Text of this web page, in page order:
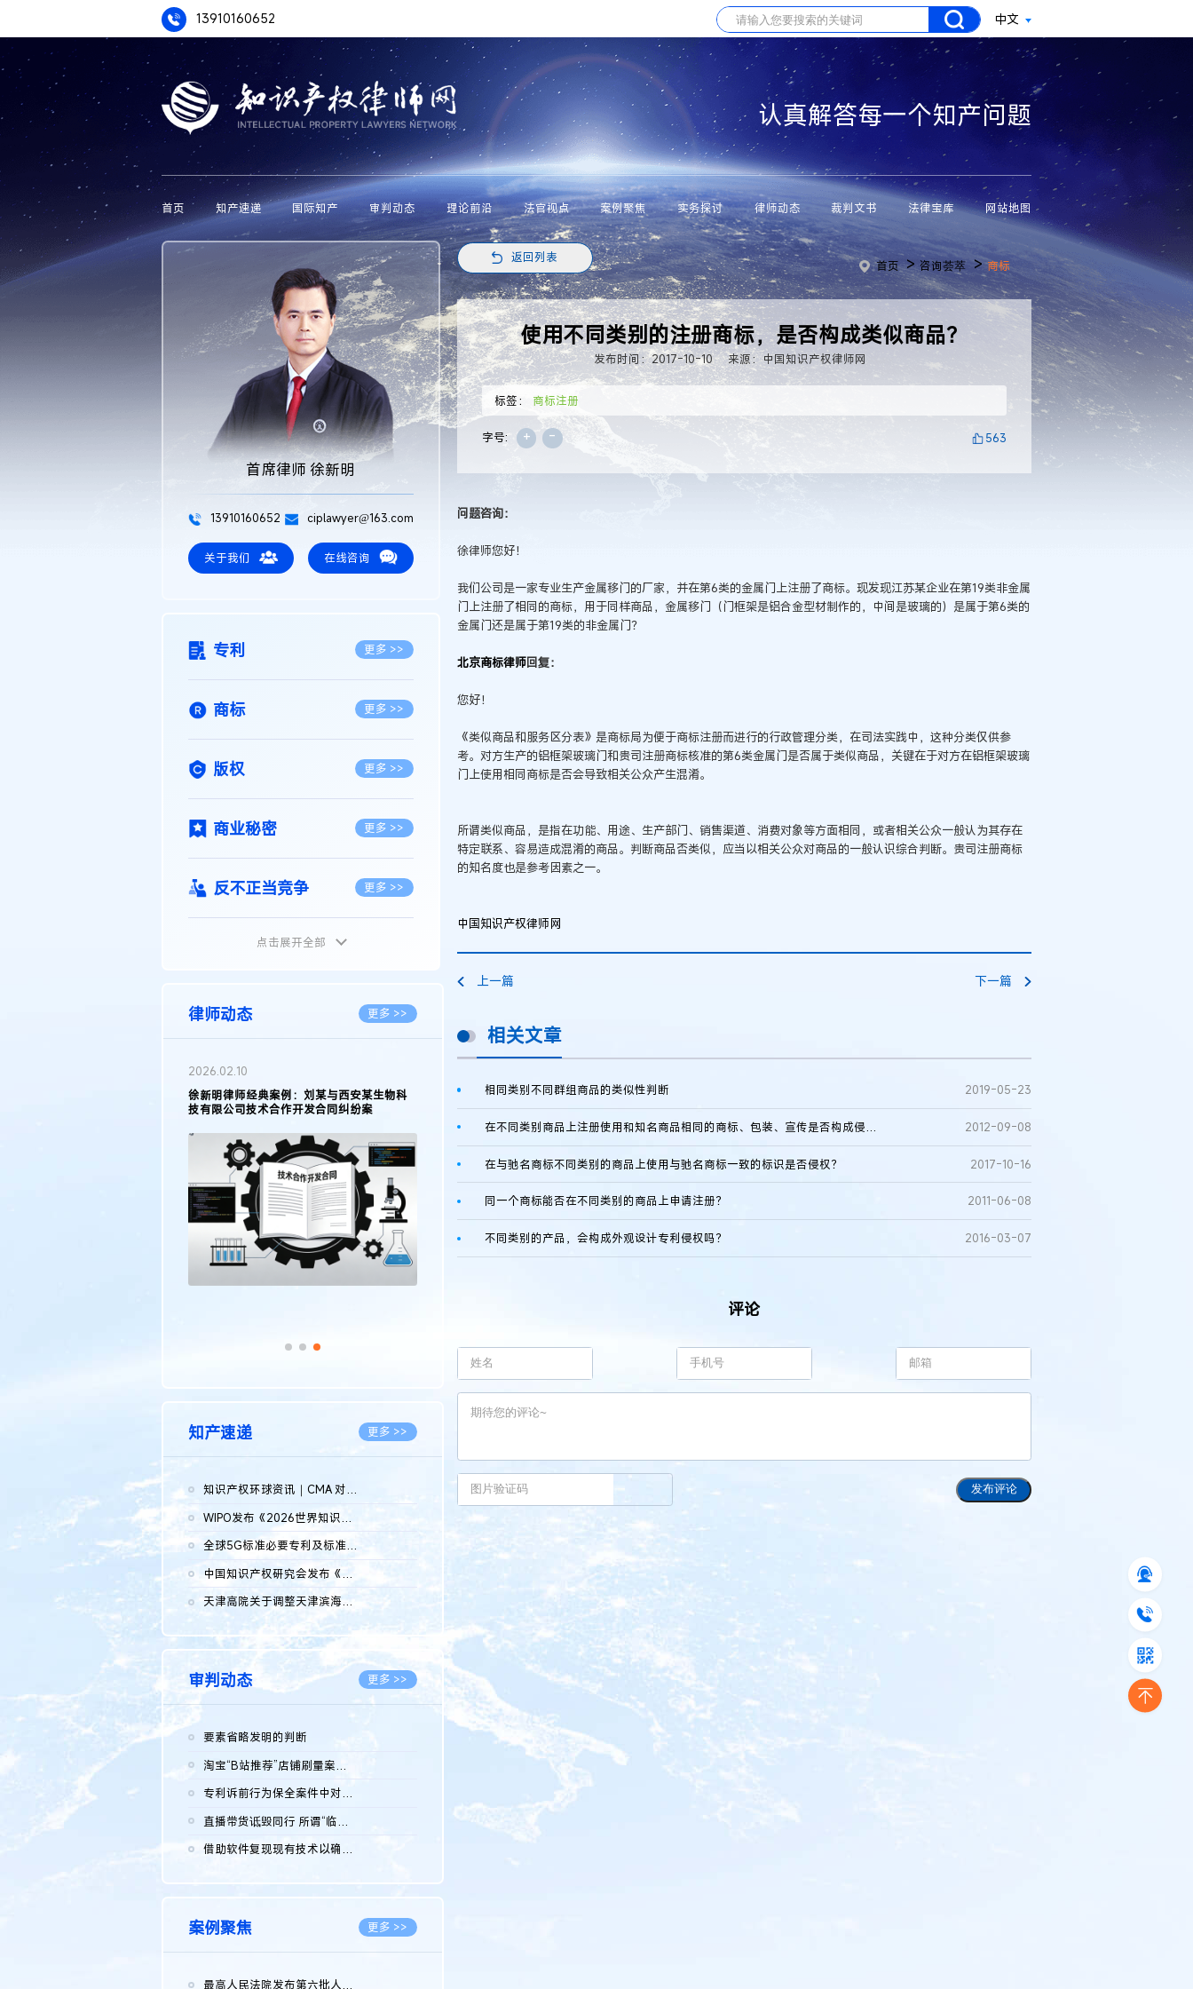
13910160652 中文
认真解答每一个知产问题
首页 知产速递 国际知产 审判动态 理论前沿 法官视点 案例聚焦 实务探讨 律师动态 裁判文书 法律宝库 网站地图
首席律师 徐新明
13910160652 ciplawyer@163.com
关于我们 在线咨询
专利 更多 >>
商标 更多 >>
版权 更多 >>
商业秘密 更多 >>
反不正当竞争 更多 >>
植物新品种
地理标志 更多 >>
集成电路布图设计
传统文化 更多 >>
点击展开全部
律师动态 更多 >>
2026.05.11
徐新明律师接受《天津日报》采访：解读
2025年度天津市专利行政保护案例
著名知识产权律师徐新明接受《中国经营
报》采访：技术革新下知识产权保护面临新
挑战与应对策略
技有限公司技术合作开发合同纠纷案
知产速递 更多 >>
知识产权环球资讯｜CMA 对微软发起调查；批量搬运二手平台数据构...
WIPO发布《2026世界知识产权报告》 含报告全文
全球5G标准必要专利及标准提案研究报告（2026年）全文发布
中国知识产权研究会发布《2025年度中国企业海外知识产权纠纷调查...
2026.08.07
天津高院关于调整天津滨海高新技术产业开发区华苑科技园一审普通...
2026.08.07
审判动态 更多 >>
要素省略发明的判断
淘宝“B站推荐”店铺刷量案维持原判，两被告连带赔偿150万元
专利诉前行为保全案件中对仿制药申请人曾作出三类声明的考量及违...
直播带货诋毁同行 所谓“临场发挥”不免责
借助软件复现现有技术以确认相关参数特征是否被公开
案例聚焦 更多 >>
最高人民法院发布第六批人民法院种业知识产权司法保护典型案例 含...
返回列表
首页 >咨询荟萃 >商标
使用不同类别的注册商标，是否构成类似商品？
发布时间：2017-10-10 来源：中国知识产权律师网
标签： 商标注册
字号: + - 563
问题咨询：
徐律师您好！
我们公司是一家专业生产金属移门的厂家，并在第6类的金属门上注册了商标。现发现江苏某企业在第19类非金属
门上注册了相同的商标，用于同样商品，金属移门（门框架是铝合金型材制作的，中间是玻璃的）是属于第6类的
金属门还是属于第19类的非金属门？
北京商标律师回复：
您好！
《类似商品和服务区分表》是商标局为便于商标注册而进行的行政管理分类，在司法实践中，这种分类仅供参
考。对方生产的铝框架玻璃门和贵司注册商标核准的第6类金属门是否属于类似商品，关键在于对方在铝框架玻璃
门上使用相同商标是否会导致相关公众产生混淆。
所谓类似商品，是指在功能、用途、生产部门、销售渠道、消费对象等方面相同，或者相关公众一般认为其存在
特定联系、容易造成混淆的商品。判断商品否类似，应当以相关公众对商品的一般认识综合判断。贵司注册商标
的知名度也是参考因素之一。
中国知识产权律师网
上一篇 下一篇
相关文章
相同类别不同群组商品的类似性判断 2019-05-23
在不同类别商品上注册使用和知名商品相同的商标、包装、宣传是否构成侵权？ 2012-09-08
在与驰名商标不同类别的商品上使用与驰名商标一致的标识是否侵权？ 2017-10-16
同一个商标能否在不同类别的商品上申请注册？ 2011-06-08
不同类别的产品，会构成外观设计专利侵权吗？ 2016-03-07
评论
发布评论